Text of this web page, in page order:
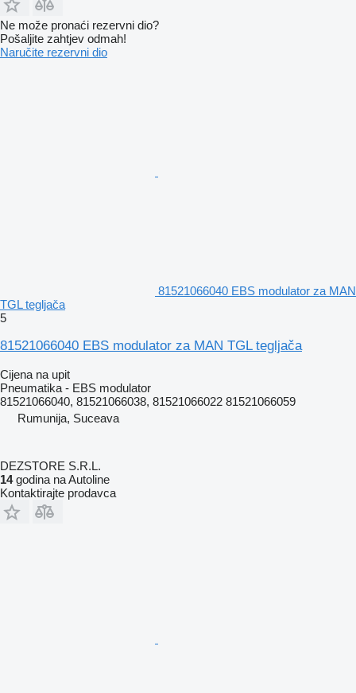
Ne može pronaći rezervni dio?
Pošaljite zahtjev odmah!
Naručite rezervni dio
81521066040 EBS modulator za MAN
TGL tegljača
5
81521066040 EBS modulator za MAN TGL tegljača
Cijena na upit
Pneumatika - EBS modulator
81521066040, 81521066038, 81521066022 81521066059
Rumunija, Suceava
DEZSTORE S.R.L.
14godina na Autoline
Kontaktirajte prodavca